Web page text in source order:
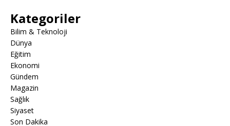
Kategoriler
Bilim & Teknoloji
Dünya
Eğitim
Ekonomi
Gündem
Magazin
Sağlık
Siyaset
Son Dakika